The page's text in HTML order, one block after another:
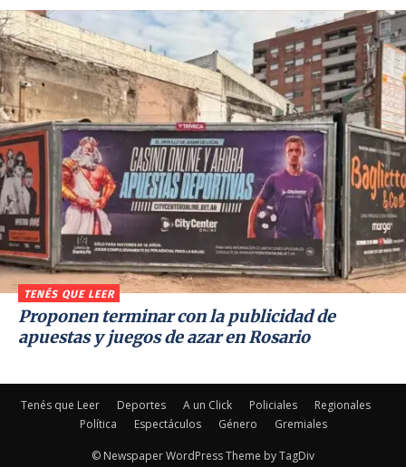
TENÉS QUE LEER
Proponen terminar con la publicidad de
apuestas y juegos de azar en Rosario
Tenés que Leer Deportes A un Click Policiales
Regionales
Política
Espectáculos Género Gremiales
© Newspaper WordPress Theme by TagDiv